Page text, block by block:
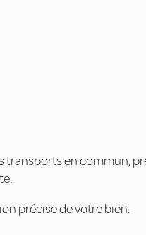
transports en commun,
précise de votre bien.